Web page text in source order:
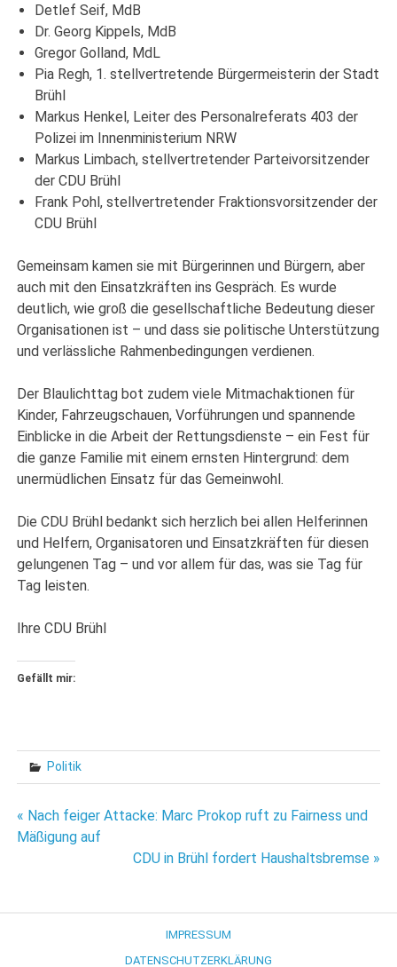
Detlef Seif, MdB
Dr. Georg Kippels, MdB
Gregor Golland, MdL
Pia Regh, 1. stellvertretende Bürgermeisterin der Stadt
Brühl
Markus Henkel, Leiter des Personalreferats 403 der
Polizei im Innenministerium NRW
Markus Limbach, stellvertretender Parteivorsitzender
der CDU Brühl
Frank Pohl, stellvertretender Fraktionsvorsitzender der
CDU Brühl
Gemeinsam kamen sie mit Bürgerinnen und Bürgern, aber
auch mit den Einsatzkräften ins Gespräch. Es wurde
deutlich, wie groß die gesellschaftliche Bedeutung dieser
Organisationen ist – und dass sie politische Unterstützung
und verlässliche Rahmenbedingungen verdienen.
Der Blaulichttag bot zudem viele Mitmachaktionen für
Kinder, Fahrzeugschauen, Vorführungen und spannende
Einblicke in die Arbeit der Rettungsdienste – ein Fest für
die ganze Familie mit einem ernsten Hintergrund: dem
unermüdlichen Einsatz für das Gemeinwohl.
Die CDU Brühl bedankt sich herzlich bei allen Helferinnen
und Helfern, Organisatoren und Einsatzkräften für diesen
gelungenen Tag – und vor allem für das, was sie Tag für
Tag leisten.
Ihre CDU Brühl
Gefällt mir:
Politik
Beitragsnavigation
« Nach feiger Attacke: Marc Prokop ruft zu Fairness und
Mäßigung auf
CDU in Brühl fordert Haushaltsbremse »
IMPRESSUM
DATENSCHUTZERKLÄRUNG